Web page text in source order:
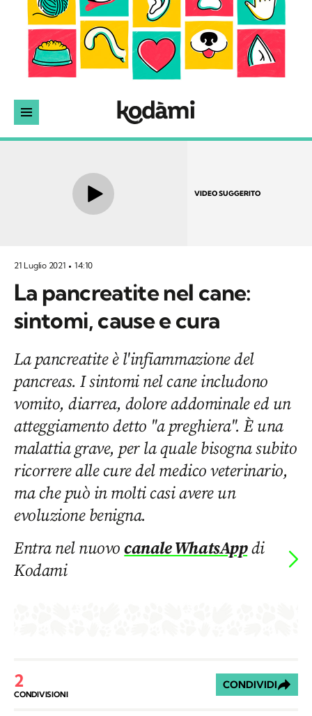
VIDEO SUGGERITO
21 Luglio 2021 14:10
La pancreatite nel cane:
sintomi, cause e cura
La pancreatite è l'infiammazione del
pancreas. I sintomi nel cane includono
vomito, diarrea, dolore addominale ed un
atteggiamento detto "a preghiera". È una
malattia grave, per la quale bisogna subito
ricorrere alle cure del medico veterinario,
ma che può in molti casi avere un
evoluzione benigna.
Entra nel nuovocanale WhatsAppdi
Kodami
2
CONDIVISIONI
CONDIVIDI